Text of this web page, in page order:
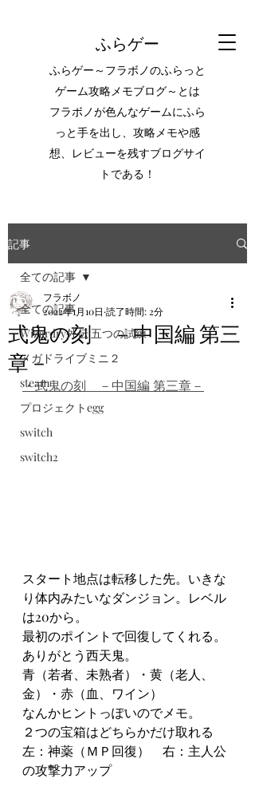
ふらゲー
ふらゲー～フラボノのふらっと
ゲーム攻略メモブログ～とは
フラボノが色んなゲームにふら
っと手を出し、攻略メモや感
想、レビューを残すブログサイ
トである！
記事
全ての記事
Wizardry外伝 五つの試練
メガドライブミニ２
steam
プロジェクトegg
switch
switch2
全ての記事
式鬼の刻 －中国編 第三
章－
フラボノ
2022年1月10日 読了時間: 2分
・式鬼の刻　－中国編 第三章－
スタート地点は転移した先。いきな
り体内みたいなダンジョン。レベル
は20から。
最初のポイントで回復してくれる。
ありがとう西天鬼。
青（若者、未熟者）・黄（老人、
金）・赤（血、ワイン）
なんかヒントっぽいのでメモ。
２つの宝箱はどちらかだけ取れる
左：神薬（ＭＰ回復）　右：主人公
の攻撃力アップ